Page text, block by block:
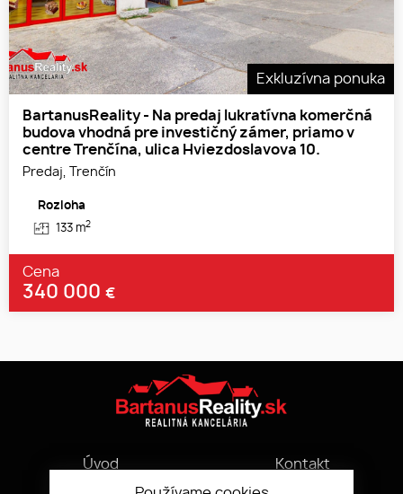
Exkluzívna ponuka
BartanusReality - Na predaj lukratívna komerčná
budova vhodná pre investičný zámer, priamo v
centre Trenčína, ulica Hviezdoslavova 10.
Predaj, Trenčín
Rozloha
133 m2
Cena
340 000 €
Úvod
Kontakt